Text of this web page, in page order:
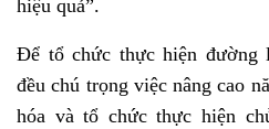
hiệu quả”.
Để tổ chức thực hiện đường
đều chú trọng việc nâng cao
hóa và tổ chức thực hiện